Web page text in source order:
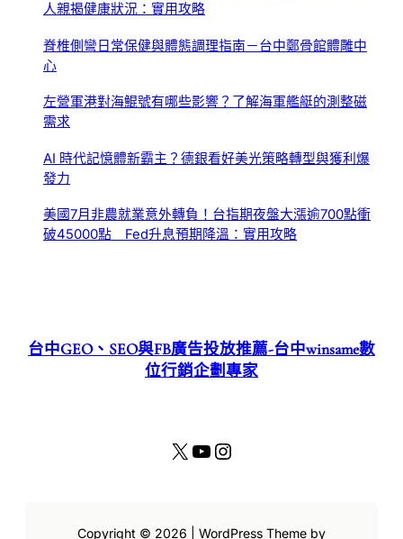
人親揭健康狀況：實用攻略
脊椎側彎日常保健與體態調理指南－台中鄭骨館體雕中
心
左營軍港對海鯤號有哪些影響？了解海軍艦艇的測整磁
需求
AI 時代記憶體新霸主？德銀看好美光策略轉型與獲利爆
發力
美國7月非農就業意外轉負！台指期夜盤大漲逾700點衝
破45000點 Fed升息預期降溫：實用攻略
台中GEO、SEO與FB廣告投放推薦-台中winsame數
位行銷企劃專家
X YouTube Instagram
Copyright © 2026 | WordPress Theme by